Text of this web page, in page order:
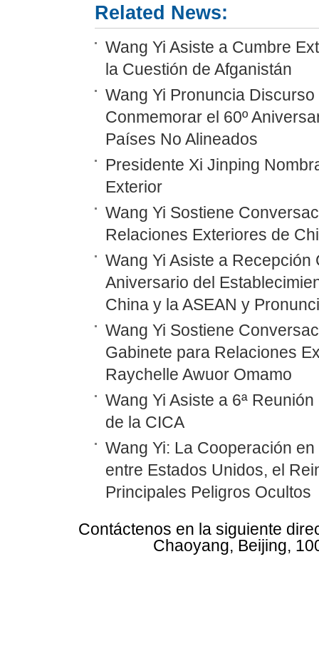
Related News:
Wang Yi Asiste a Cumbre
la Cuestión de Afganistán
Wang Yi Pronuncia
Conmemorar el 60º
Países No Alineados
Presidente Xi Jinping
Exterior
Wang Yi Sostiene
Relaciones Exteriores de
Wang Yi Asiste a Recepción
Aniversario del
China y la ASEAN y
Wang Yi Sostiene
Gabinete para Relaciones
Raychelle Awuor Omamo
Wang Yi Asiste a 6ª
de la CICA
Wang Yi: La Cooperación
entre Estados Unidos, el
Principales Peligros Ocultos
Contáctenos en la siguiente
Chaoyang, Beijing,